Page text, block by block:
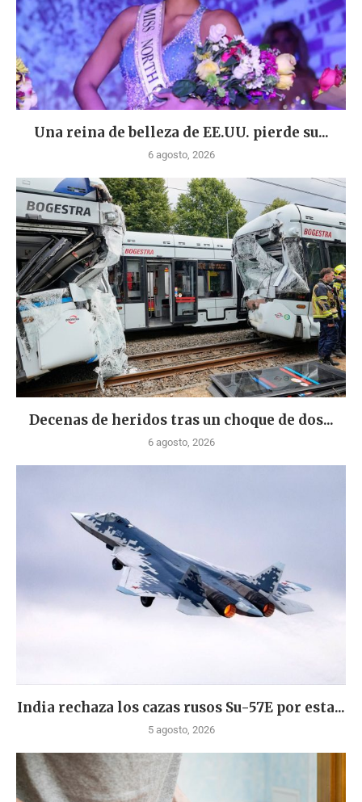
Una reina de belleza de EE.UU. pierde su...
6 agosto, 2026
Decenas de heridos tras un choque de dos...
6 agosto, 2026
India rechaza los cazas rusos Su-57E por esta...
5 agosto, 2026